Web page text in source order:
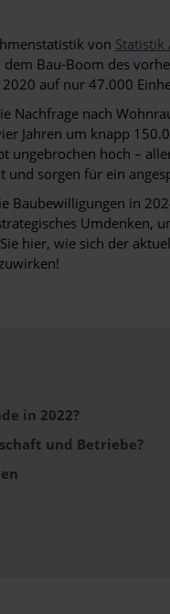
von Statistik
dem Bau-Boom des
auf nur 47.000
Nachfrage nach
Jahren um knapp
ungebrochen hoch –
und sorgen für ein
Baubewilligungen in
Umdenken,
Sie hier, wie sich der
in 2022?
und Betriebe?